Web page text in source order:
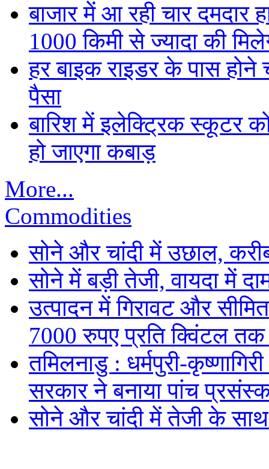
बाजार में आ रही चार दमदार
1000 किमी से ज्यादा की
हर बाइक राइडर के पास होने
पैसा
बारिश में इलेक्ट्रिक स्कूटर को
हो जाएगा कबाड़
More...
Commodities
सोने और चांदी में उछाल,
सोने में बड़ी तेजी, वायदा में
उत्पादन में गिरावट और
7000 रुपए प्रति क्विंटल
तमिलनाडु : धर्मपुरी-
सरकार ने बनाया पांच
सोने और चांदी में तेजी के